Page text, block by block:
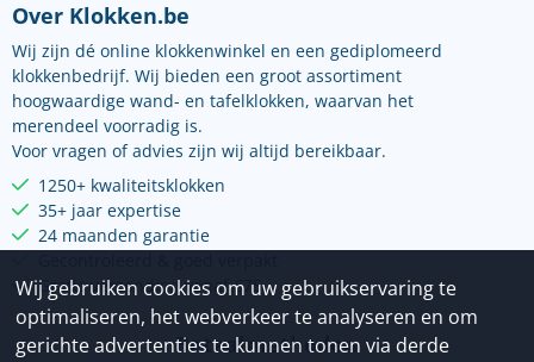
Over Klokken.be
Wij zijn dé online klokkenwinkel en een gediplomeerd
klokkenbedrijf. Wij bieden een groot assortiment
hoogwaardige wand- en tafelklokken, waarvan het
merendeel voorradig is.
Voor vragen of advies zijn wij altijd bereikbaar.
1250+ kwaliteitsklokken
35+ jaar expertise
24 maanden garantie
Gratis verzending vanaf €75
Betaalmethoden
Wij gebruiken cookies om uw gebruikservaring te
optimaliseren, het webverkeer te analyseren en om
gerichte advertenties te kunnen tonen via derde